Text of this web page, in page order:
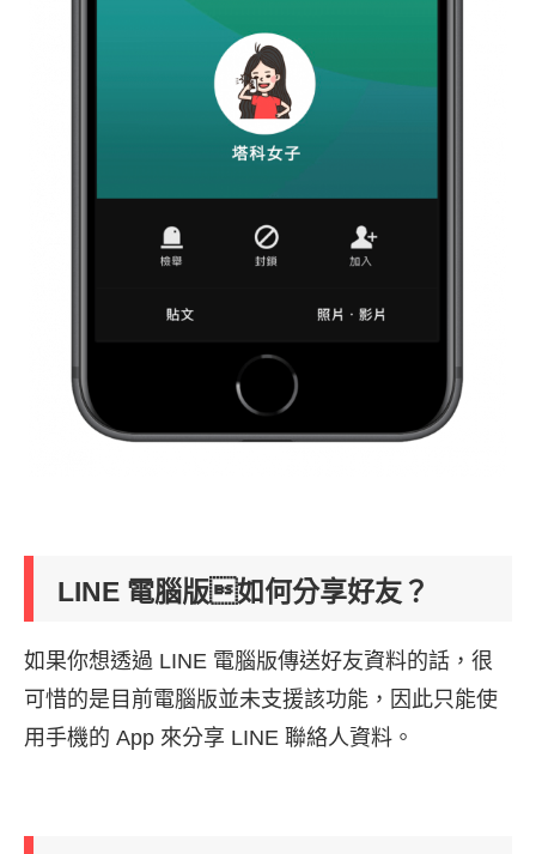
LINE 電腦版如何分享好友？
如果你想透過 LINE 電腦版傳送好友資料的話，很
可惜的是目前電腦版並未支援該功能，因此只能使
用手機的 App 來分享 LINE 聯絡人資料。